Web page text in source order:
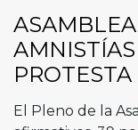
El Pleno de la